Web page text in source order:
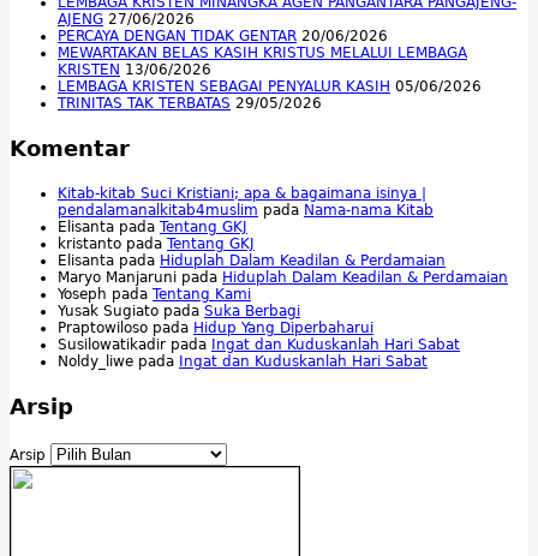
AJENG 27/06/2026
PERCAYA DENGAN TIDAK GENTAR 20/06/2026
MEWARTAKAN BELAS KASIH KRISTUS MELALUI LEMBAGA
KRISTEN 13/06/2026
LEMBAGA KRISTEN SEBAGAI PENYALUR KASIH 05/06/2026
TRINITAS TAK TERBATAS 29/05/2026
Komentar
Kitab-kitab Suci Kristiani; apa & bagaimana isinya |
pendalamanalkitab4muslim pada Nama-nama Kitab
Elisanta pada Tentang GKJ
kristanto pada Tentang GKJ
Elisanta pada Hiduplah Dalam Keadilan & Perdamaian
Maryo Manjaruni pada Hiduplah Dalam Keadilan & Perdamaian
Yoseph pada Tentang Kami
Yusak Sugiato pada Suka Berbagi
Praptowiloso pada Hidup Yang Diperbaharui
Susilowatikadir pada
Ingat dan Kuduskanlah Hari Sabat
Noldy_liwe pada Ingat dan Kuduskanlah Hari Sabat
Arsip
Arsip